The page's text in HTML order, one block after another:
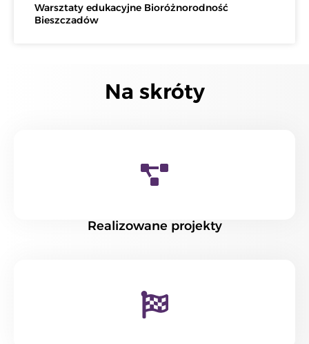
Warsztaty edukacyjne Bioróżnorodność
Bieszczadów
Na skróty
Realizowane projekty